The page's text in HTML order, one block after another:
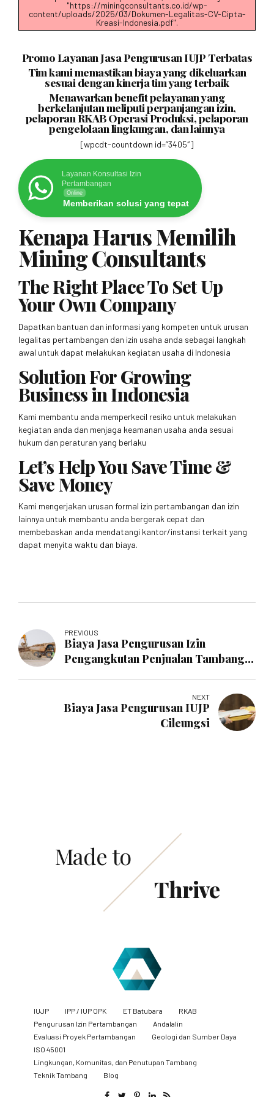
"https://miningconsultants.co.id/wp-
content/uploads/2025/03/Dokumen-Legalitas-CV-Cipta-
Kreasi-Indonesia.pdf".
Promo Layanan Jasa Pengurusan IUJP Terbatas
Tim kami memastikan biaya yang dikeluarkan
sesuai dengan kinerja tim yang terbaik
Menawarkan benefit pelayanan yang
berkelanjutan meliputi perpanjangan izin,
pelaporan RKAB Operasi Produksi, pelaporan
pengelolaan lingkungan, dan lainnya
[wpcdt-countdown id=”3405″]
Layanan Konsultasi Izin
Pertambangan
Online
Memberikan solusi yang tepat
Kenapa Harus Memilih
Mining Consultants
The Right Place To Set Up
Your Own Company
Dapatkan bantuan dan informasi yang kompeten untuk urusan
legalitas pertambangan dan izin usaha anda sebagai langkah
awal untuk dapat melakukan kegiatan usaha di Indonesia
Solution For Growing
Business in Indonesia
Kami membantu anda memperkecil resiko untuk melakukan
kegiatan anda dan menjaga keamanan usaha anda sesuai
hukum dan peraturan yang berlaku
Let’s Help You Save Time &
Save Money
Kami mengerjakan urusan formal izin pertambangan dan izin
lainnya untuk membantu anda bergerak cepat dan
membebaskan anda mendatangi kantor/instansi terkait yang
dapat menyita waktu dan biaya.
PREVIOUS
Biaya Jasa Pengurusan Izin
Pengangkutan Penjualan Tambang
NEXT
Biaya Jasa Pengurusan IUJP
Cileungsi
Made to
Thrive
IUJP IPP / IUP OPK ET Batubara
RKAB
Pengurusan Izin Pertambangan
Andalalin
Evaluasi Proyek Pertambangan
Geologi dan Sumber Daya
ISO 45001
Lingkungan, Komunitas, dan Penutupan Tambang
​Teknik Tambang
Blog